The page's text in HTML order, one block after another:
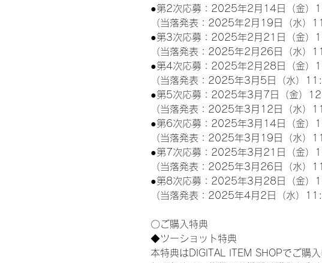
●第2次応募：2025年2月14日（金
（当落発表：2025年2月19日（水）
●第3次応募：2025年2月21日（金
（当落発表：2025年2月26日（水）
●第4次応募：2025年2月28日（金
（当落発表：2025年3月5日（水）
●第5次応募：2025年3月7日（金）
（当落発表：2025年3月12日（水）
●第6次応募：2025年3月14日（金
（当落発表：2025年3月19日（水）
●第7次応募：2025年3月21日（金
（当落発表：2025年3月26日（水）
●第8次応募：2025年3月28日（金
（当落発表：2025年4月2日（水）
〇ご購入特典
◆ツーショット特典
本特典はDIGITAL ITEM SHOPでご購